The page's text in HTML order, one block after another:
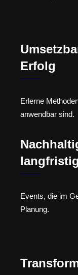
Erfolg
Erlerne
anwendbar sind.
Events, die im
Planung.